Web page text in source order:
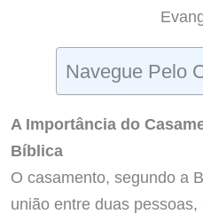
Navegue Pelo
A Importância do
Bíblica
O casamento, segundo a
união entre duas